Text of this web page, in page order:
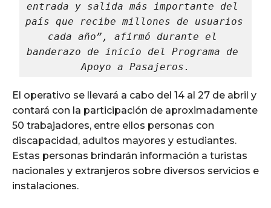
entrada y salida más importante del
país que recibe millones de usuarios
cada año”, afirmó durante el
banderazo de inicio del Programa de
Apoyo a Pasajeros.
El operativo se llevará a cabo del 14 al 27 de abril y
contará con la participación de aproximadamente
50 trabajadores, entre ellos personas con
discapacidad, adultos mayores y estudiantes.
Estas personas brindarán información a turistas
nacionales y extranjeros sobre diversos servicios e
instalaciones.